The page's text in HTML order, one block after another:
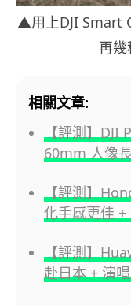
▲用上DJI Smart
再幾
相關文章:
【評測】DJI
60mm 人像
【評測】
化手感更佳
【評測】
赴日本 + 演